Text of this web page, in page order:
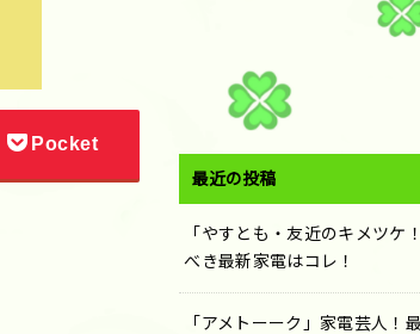
Pocket
最近の投稿
「やすとも・友近のキメツケ
べき最新家電はコレ！
「アメトーーク」家電芸人！